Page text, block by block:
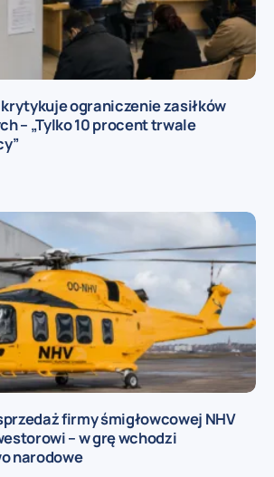
ograniczenie zasiłków
– „Tylko 10 procent trwale
firmy śmigłowcowej NHV
– w grę wchodzi
narodowe